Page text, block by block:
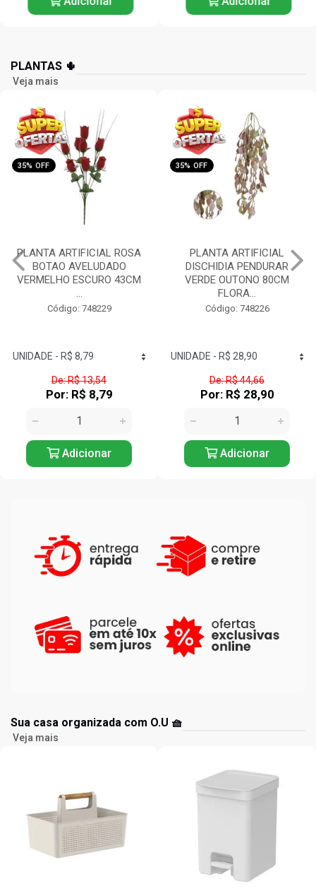
PLANTAS 🌵
Veja mais
35% OFF
PLANTA ARTIFICIAL
DISCHIDIA PENDURAR
VERDE OUTONO 80CM
FLORA...
Código: 748226
De: R$ 44,66
Por: R$ 28,90
Adicionar
35% OFF
PLANTA ARTIFICIAL
ORQUIDEA PHALAENOPSIS
(BRANCO) 55CM FLORAR...
Código: 748225
De: R$ 21,53
Por: R$ 13,90
Adicionar
Sua casa organizada com O.U 🧺
Veja mais